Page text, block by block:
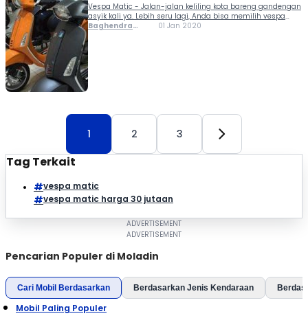
Vespa Matic - Jalan-jalan keliling kota bareng gandengan
asyik kali ya. Lebih seru lagi, Anda bisa memilih vespa
matic biar momen kencannya jadi lebih menyenangkan.
Baghendra
01 Jan 2020
1 2 3
Tag Terkait
vespa matic
vespa matic harga 30 jutaan
Pencarian Populer di Moladin
Cari Mobil Berdasarkan Berdasarkan Jenis Kendaraan
Mobil Paling Populer